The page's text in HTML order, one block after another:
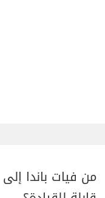
من فيات باندا